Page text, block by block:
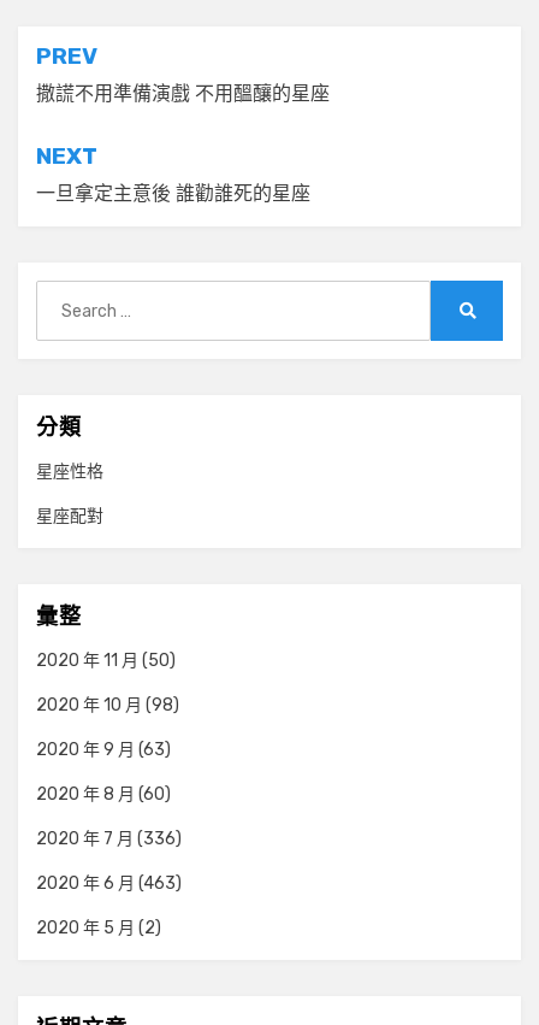
文
章
導
覽
PREV
撒謊不用準備演戲 不用醞釀的星座
NEXT
一旦拿定主意後 誰勸誰死的星座
for:
分類
星座性格
星座配對
彙整
2020 年 11 月 (50)
2020 年 10 月 (98)
2020 年 9 月 (63)
2020 年 8 月 (60)
2020 年 7 月 (336)
2020 年 6 月 (463)
2020 年 5 月 (2)